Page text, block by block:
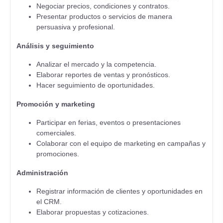
Negociar precios, condiciones y contratos.
Presentar productos o servicios de manera
persuasiva y profesional.
Análisis y seguimiento
Analizar el mercado y la competencia.
Elaborar reportes de ventas y pronósticos.
Hacer seguimiento de oportunidades.
Promoción y marketing
Participar en ferias, eventos o presentaciones
comerciales.
Colaborar con el equipo de marketing en campañas y
promociones.
Administración
Registrar información de clientes y oportunidades en
el CRM.
Elaborar propuestas y cotizaciones.